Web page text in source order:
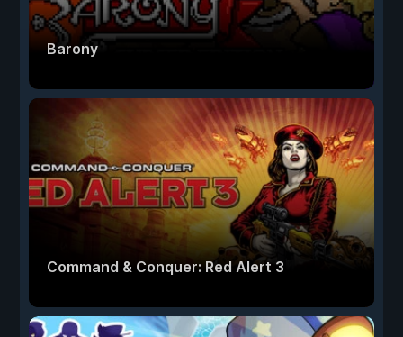
Barony
Command & Conquer: Red Alert 3